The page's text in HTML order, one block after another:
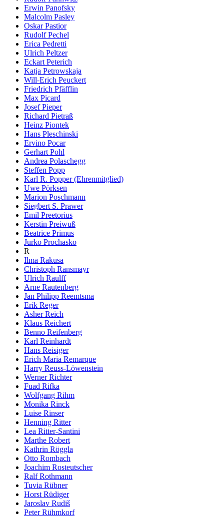
Erwin Panofsky
Malcolm Pasley
Oskar Pastior
Rudolf Pechel
Erica Pedretti
Ulrich Peltzer
Eckart Peterich
Katja Petrowskaja
Will-Erich Peuckert
Friedrich Pfäfflin
Max Picard
Josef Pieper
Richard Pietraß
Heinz Piontek
Hans Pleschinski
Ervino Pocar
Gerhart Pohl
Andrea Polaschegg
Steffen Popp
Karl R. Popper (Ehrenmitglied)
Uwe Pörksen
Marion Poschmann
Siegbert S. Prawer
Emil Preetorius
Kerstin Preiwuß
Beatrice Primus
Jurko Prochasko
R
Ilma Rakusa
Christoph Ransmayr
Ulrich Raulff
Arne Rautenberg
Jan Philipp Reemtsma
Erik Reger
Asher Reich
Klaus Reichert
Benno Reifenberg
Karl Reinhardt
Hans Reisiger
Erich Maria Remarque
Harry Reuss-Löwenstein
Werner Richter
Fuad Rifka
Wolfgang Rihm
Monika Rinck
Luise Rinser
Henning Ritter
Lea Ritter-Santini
Marthe Robert
Kathrin Röggla
Otto Rombach
Joachim Rosteutscher
Ralf Rothmann
Tuvia Rübner
Horst Rüdiger
Jaroslav Rudiš
Peter Rühmkorf